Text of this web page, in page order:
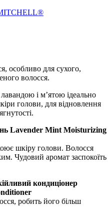
особливо для сухого,
волосся.
і м’ятою ідеально
голови, для відновлення
Lavender Mint Moisturizing
шкіру голови. Волосся
Чудовий аромат заспокоїть
кондиціонер
робить його більш